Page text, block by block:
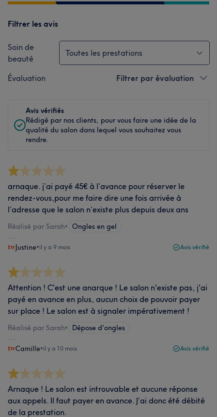
Filtrer les avis
Soin de
beauté
Toutes les prestations
Évaluation Filtrer par évaluation
Avis vérifiés
Rédigé par nos clients, pour vous faire une idée de la
qualité du salon dans lequel vous souhaitez vous
rendre.
arnaque. j’ai payé 45€ à l’avance pour réserver le
rendez-vous,pour me faire dire une fois arrivée à
l’adresse que le salon n’existe plus depuis deux ans
Réalisé par Sarah• Ongles en gel
Justine•il y a 9 mois Avis vérifié
Attention ! C'est une anarque ! Le salon n'existe pas, j'ai
payé en avance en plus, aucun choix de pouvoir payer
sur place ! Le salon est à signaler impérativement !
Réalisé par Sarah• Dépose d'ongles
Camille•il y a 10 mois Avis vérifié
Arnaque ! Le salon est introuvable et aucune réponse
aux appels. Il faut payer en avance. J’ai donc été débité
de la prestation.